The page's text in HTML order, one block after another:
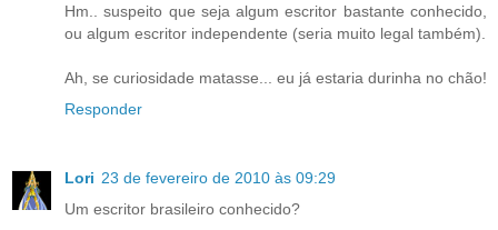
Hm.. suspeito que seja algum escritor bastante conhecido,
ou algum escritor independente (seria muito legal também).
Ah, se curiosidade matasse... eu já estaria durinha no chão!
Responder
Lori 23 de fevereiro de 2010 às 09:29
Um escritor brasileiro conhecido?